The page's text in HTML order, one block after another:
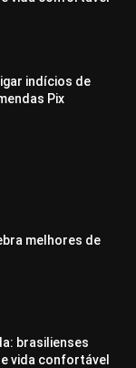
indícios de
Pix
melhores de
brasilienses
vida confortável